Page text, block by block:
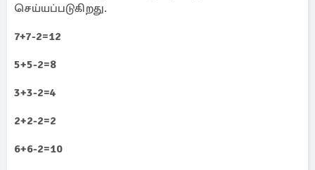
செய்யப்படுகிறது.
7+7-2=12
5+5-2=8
3+3-2=4
2+2-2=2
6+6-2=10